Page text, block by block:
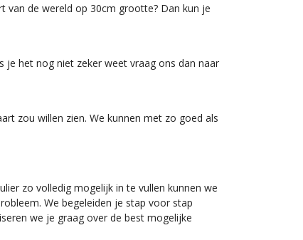
van de wereld op 30cm grootte? Dan kun je
het nog niet zeker weet vraag ons dan naar
zou willen zien. We kunnen met zo goed als
zo volledig mogelijk in te vullen kunnen we
We begeleiden je stap voor stap
we je graag over de best mogelijke